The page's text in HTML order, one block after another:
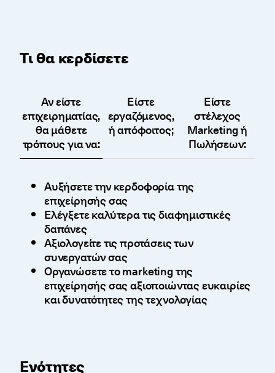
Τι θα κερδίσετε
Αν είστε
επιχειρηματίας,
θα μάθετε
τρόπους για να:
Είστε
εργαζόμενος,
ή απόφοιτος;
Είστε
στέλεχος
Marketing ή
Πωλήσεων:
Αυξήσετε την κερδοφορία της
επιχείρησής σας
Ελέγξετε καλύτερα τις διαφημιστικές
δαπάνες
Αξιολογείτε τις προτάσεις των
συνεργατών σας
Οργανώσετε το marketing της
επιχείρησής σας αξιοποιώντας ευκαιρίες
και δυνατότητες της τεχνολογίας
Ενότητες